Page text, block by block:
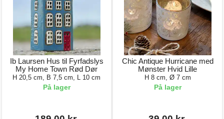
Ib Laursen Hus til Fyrfadslys
My Home Town Rød Dør
H 20,5 cm, B 7,5 cm, L 10 cm
På lager
Chic Antique Hurricane med
Mønster Hvid Lille
H 8 cm, Ø 7 cm
På lager